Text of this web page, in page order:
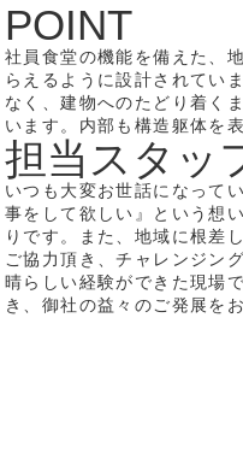
POINT
社員食堂の機能を備えた、
らえるように設計されてい
なく、建物へのたどり着く
います。内部も構造躯体を
担当スタッ
いつも大変お世話になって
事をして欲しい』という想
りです。また、地域に根差
ご協力頂き、チャレンジン
晴らしい経験ができた現場
き、御社の益々のご発展を